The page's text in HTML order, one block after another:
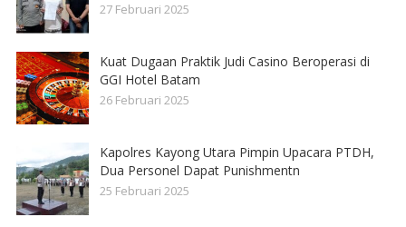
27 Februari 2025
Kuat Dugaan Praktik Judi Casino Beroperasi di
GGI Hotel Batam
26 Februari 2025
Kapolres Kayong Utara Pimpin Upacara PTDH,
Dua Personel Dapat Punishmentn
25 Februari 2025